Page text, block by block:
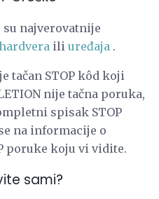
su najverovatnije
ili uređaja .
tačan STOP kôd koji
nije tačna poruka,
spisak STOP
na informacije o
poruke koju vi vidite.
sami?